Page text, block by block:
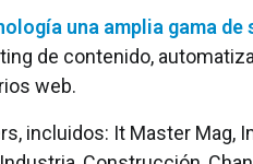
una amplia gama de
de contenido,
web.
incluidos: It Master Mag,